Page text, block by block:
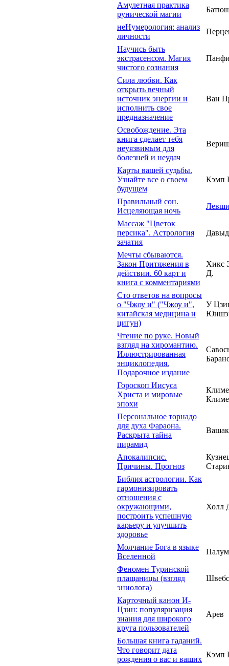
Амулетная практика
рунической магии
неНумерология: анализ
личности
Научись быть
экстрасенсом. Магия
чистого сознания
Сила любви. Как
открыть вечный
источник энергии и
исполнить свое
предназначение
Ван
Освобождение. Эта
книга сделает тебя
неуязвимым для
болезней и неудач
Карты вашей судьбы.
Узнайте все о своем
будущем
Кэмп
Правильный сон.
Исцеляющая ночь
Массаж "Цветок
персика". Астрология
зачатия
Мечты сбываются.
Закон Притяжения в
действии. 60 карт и
книга с комментариями
Хикс
Д.
Сто ответов на вопросы
о "Чжоу и" ("Чжоу и",
китайская медицина и
цигун)
У
Чтение по руке. Новый
взгляд на хиромантию.
Иллюстрированная
энциклопедия.
Подарочное издание
Гороскоп Иисуса
Христа и мировые
эпохи
Персональное торнадо
для духа Фараона.
Раскрыта тайна
пирамид
Апокалипсис.
Причины. Прогноз
Библия астрологии. Как
гармонизировать
отношения с
окружающими,
построить успешную
карьеру и улучшить
здоровье
Холл
Молчание Бога в языке
Вселенной
Феномен Туринской
плащаницы (взгляд
эниолога)
Карточный канон И-
Цзин: популяризация
знания для широкого
круга пользователей
Арев
Большая книга гаданий.
Что говорит дата
рождения о вас и ваших
Кэмп